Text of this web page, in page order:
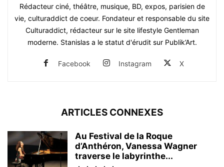
Rédacteur ciné, théâtre, musique, BD, expos, parisien de
vie, culturaddict de coeur. Fondateur et responsable du site
Culturaddict, rédacteur sur le site lifestyle Gentleman
moderne. Stanislas a le statut d'érudit sur Publik’Art.
Facebook Instagram X
ARTICLES CONNEXES
Au Festival de la Roque
d’Anthéron, Vanessa Wagner
traverse le labyrinthe...